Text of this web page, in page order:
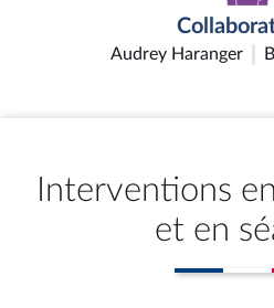
Audrey Haranger
Interventions
et en